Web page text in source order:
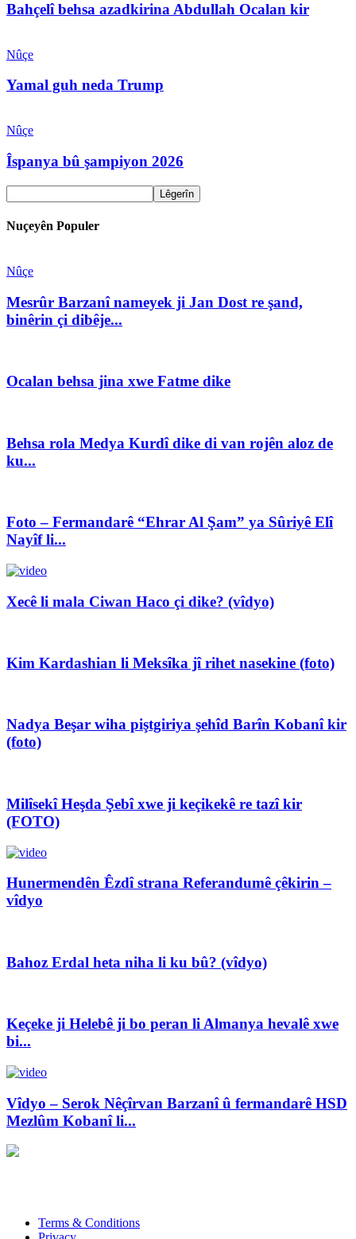
Bahçelî behsa azadkirina Abdullah Ocalan kir
Nûçe
Yamal guh neda Trump
Nûçe
Îspanya bû şampiyon 2026
Nuçeyên Populer
Nûçe
Mesrûr Barzanî nameyek ji Jan Dost re şand,
binêrin çi dibêje...
Ocalan behsa jina xwe Fatme dike
Behsa rola Medya Kurdî dike di van rojên aloz de
ku...
Foto – Fermandarê “Ehrar Al Şam” ya Sûriyê Elî
Nayîf li...
Xecê li mala Ciwan Haco çi dike? (vîdyo)
Kim Kardashian li Meksîka jî rihet nasekine (foto)
Nadya Beşar wiha piştgiriya şehîd Barîn Kobanî kir
(foto)
Milîsekî Heşda Şebî xwe ji keçikekê re tazî kir
(FOTO)
Hunermendên Êzdî strana Referandumê çêkirin –
vîdyo
Bahoz Erdal heta niha li ku bû? (vîdyo)
Keçeke ji Helebê ji bo peran li Almanya hevalê xwe
bi...
Vîdyo – Serok Nêçîrvan Barzanî û fermandarê HSD
Mezlûm Kobanî li...
Terms & Conditions